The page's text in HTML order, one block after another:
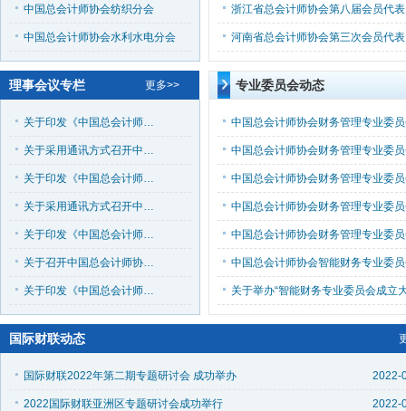
中国总会计师协会纺织分会
中国总会计师协会水利水电分会
理事会议专栏 更多>>
关于印发《中国总会计师协会2026年度 第三次理事会（第六届第十三次）会议纪要》的通知（中总协〔2026〕25号） ​
关于采用通讯方式召开中国总会计师协会2026年度 第三次理事会（第六届第十三次）会议的通知 （中总协〔2026〕23号）
关于印发《中国总会计师协会2026年度第二次理事会 ​（常务理事会）会议纪要》的通知 （中总协〔2026〕15号）
关于采用通讯方式召开中国总会计师协会2026年度 第二次理事会（常务理事会）会议的通知（中总协〔2026〕12号）
关于印发《中国总会计师协会2026年度 第一次理事会（常务理事会）会议纪要》的通知（ 中总协〔2026〕8号）
关于召开中国总会计师协会2026年度第一次理事会 ​（常务理事会）会议的通知（中总协〔2026〕3号）
关于印发《中国总会计师协会2025年度第二次理事会 ​（常务理事会）会议纪要》的通知 （中总协〔2025〕13号）
专业委员会动态
国际财联动态
国际财联2022年第二期专题研讨会 成功举办 2022-
2022国际财联亚洲区专题研讨会成功举行 2022-